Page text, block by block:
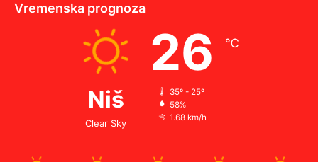
Vremenska prognoza
Niš
Clear Sky
26 ℃
35º - 25º
58%
1.68 km/h